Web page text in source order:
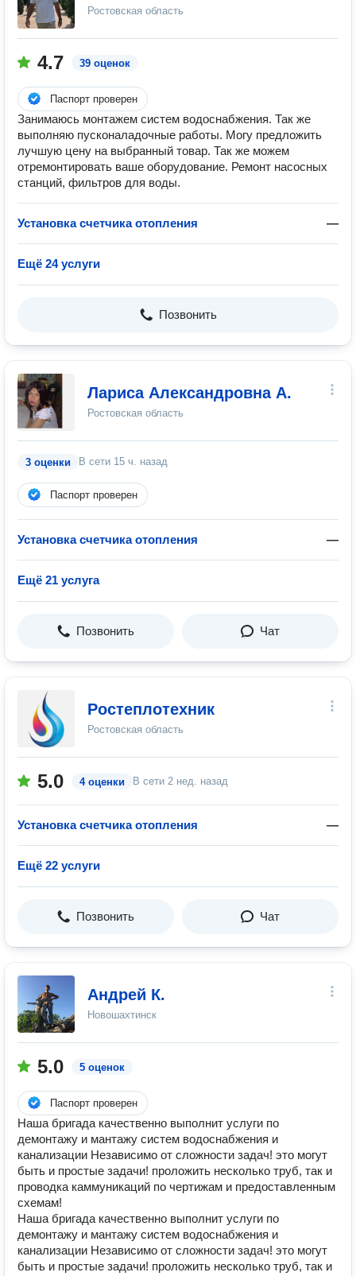
Ростовская область
4.7 39 оценок
Паспорт проверен
Занимаюсь монтажем систем водоснабжения. Так же
выполняю пусконаладочные работы. Могу предложить
лучшую цену на выбранный товар. Так же можем
отремонтировать ваше оборудование. Ремонт насосных
станций, фильтров для воды.
Установка счетчика отопления —
Ещё 24 услуги
Позвонить
Лариса Александровна А.
Ростовская область
3 оценки В сети 15 ч. назад
Паспорт проверен
Установка счетчика отопления —
Ещё 21 услуга
Позвонить Чат
Ростеплотехник
Ростовская область
5.0 4 оценки В сети 2 нед. назад
Установка счетчика отопления —
Ещё 22 услуги
Позвонить Чат
Андрей К.
Новошахтинск
5.0 5 оценок
Паспорт проверен
Наша бригада качественно выполнит услуги по
демонтажу и мантажу систем водоснабжения и
канализации Независимо от сложности задач! это могут
быть и простые задачи! проложить несколько труб, так и
проводка каммуникаций по чертижам и предоставленным
схемам!
Наша бригада качественно выполнит услуги по
демонтажу и мантажу систем водоснабжения и
канализации Независимо от сложности задач! это могут
быть и простые задачи! проложить несколько труб, так и